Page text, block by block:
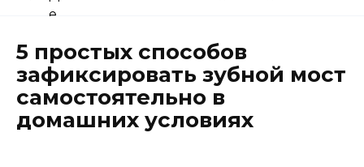
5 простых способов
зафиксировать зубной мост
самостоятельно в
домашних условиях